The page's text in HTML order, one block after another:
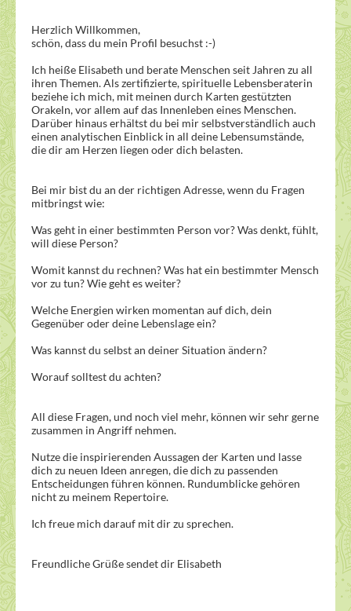
Herzlich Willkommen,
schön, dass du mein Profil besuchst :-)
Ich heiße Elisabeth und berate Menschen seit Jahren zu all
ihren Themen. Als zertifizierte, spirituelle Lebensberaterin
beziehe ich mich, mit meinen durch Karten gestützten
Orakeln, vor allem auf das Innenleben eines Menschen.
Darüber hinaus erhältst du bei mir selbstverständlich auch
einen analytischen Einblick in all deine Lebensumstände,
die dir am Herzen liegen oder dich belasten.
Bei mir bist du an der richtigen Adresse, wenn du Fragen
mitbringst wie:
Was geht in einer bestimmten Person vor? Was denkt, fühlt,
will diese Person?
Womit kannst du rechnen? Was hat ein bestimmter Mensch
vor zu tun? Wie geht es weiter?
Welche Energien wirken momentan auf dich, dein
Gegenüber oder deine Lebenslage ein?
Was kannst du selbst an deiner Situation ändern?
Worauf solltest du achten?
All diese Fragen, und noch viel mehr, können wir sehr gerne
zusammen in Angriff nehmen.
Nutze die inspirierenden Aussagen der Karten und lasse
dich zu neuen Ideen anregen, die dich zu passenden
Entscheidungen führen können. Rundumblicke gehören
nicht zu meinem Repertoire.
Ich freue mich darauf mit dir zu sprechen.
Freundliche Grüße sendet dir Elisabeth